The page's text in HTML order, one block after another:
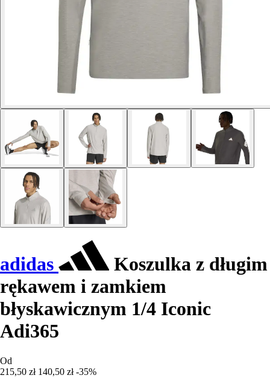
adidas
Koszulka z długim
rękawem i zamkiem
błyskawicznym 1/4 Iconic
Adi365
Od
215,50 zł 140,50 zł -35%